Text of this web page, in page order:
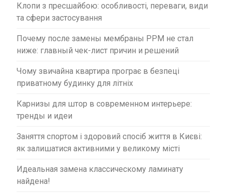
Клопи з пресшайбою: особливості, переваги, види
та сфери застосування
Почему после замены мембраны PPM не стал
ниже: главный чек-лист причин и решений
Чому звичайна квартира програє в безпеці
приватному будинку для літніх
Карнизы для штор в современном интерьере:
тренды и идеи
Заняття спортом і здоровий спосіб життя в Києві:
як залишатися активними у великому місті
Идеальная замена классическому ламинату
найдена!